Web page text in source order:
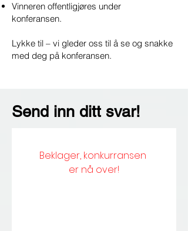
Vinneren offentligjøres under
konferansen.
Lykke til – vi gleder oss til å se og snakke
med deg på konferansen.
Send inn ditt svar!
Beklager, konkurransen
er nå over!